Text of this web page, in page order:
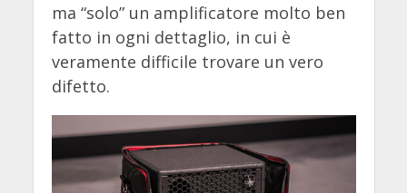
ma “solo” un amplificatore molto ben
fatto in ogni dettaglio, in cui è
veramente difficile trovare un vero
difetto.